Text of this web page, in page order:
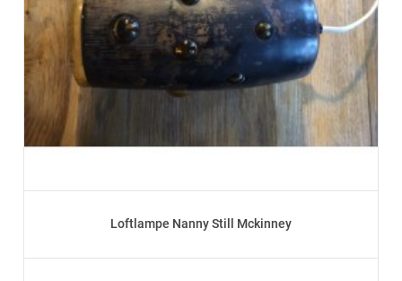
Loftlampe Nanny Still Mckinney